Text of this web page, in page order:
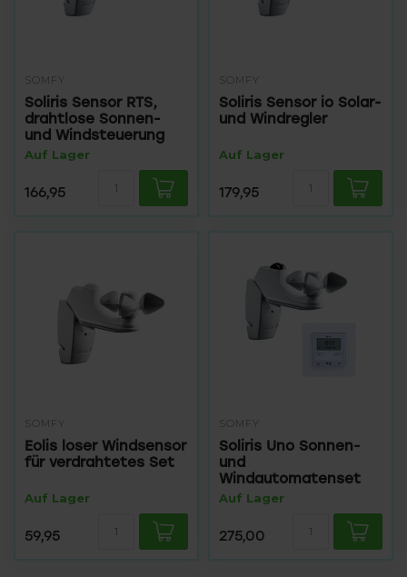
SOMFY
Soliris Sensor RTS,
drahtlose Sonnen-
und Windsteuerung
Auf Lager
166,95
SOMFY
Soliris Sensor io Solar-
und Windregler
Auf Lager
179,95
SOMFY
Eolis loser Windsensor
für verdrahtetes Set
Auf Lager
59,95
SOMFY
Soliris Uno Sonnen-
und
Windautomatenset
Auf Lager
275,00